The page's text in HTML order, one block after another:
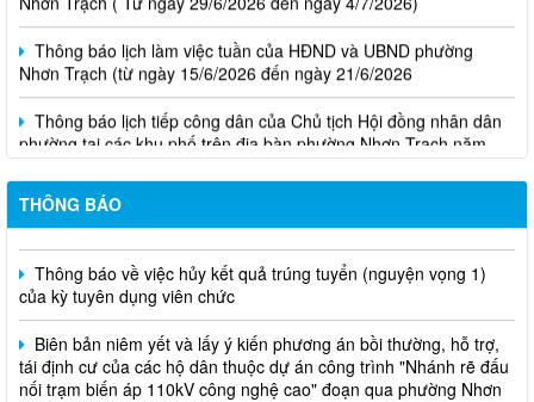
Thông báo lịch làm việc tuần của HĐND và UBND phường
Nhơn Trạch (từ ngày 15/6/2026 đến ngày 21/6/2026
Thông báo lịch tiếp công dân của Chủ tịch Hội đồng nhân dân
phường tại các khu phố trên địa bàn phường Nhơn Trạch năm
2026
THÔNG BÁO
Niêm yết phương án bồi thường, hỗ trợ, tái định cư
Thông báo về việc hủy kết quả trúng tuyển (nguyện vọng 1)
của kỳ tuyên dụng viên chức
Biên bản niêm yết và lấy ý kiến phương án bồi thường, hỗ trợ,
tái định cư của các hộ dân thuộc dự án công trình "Nhánh rẽ đấu
nối trạm biến áp 110kV công nghệ cao" đoạn qua phường Nhơn
Trạch, thành phố Đồng Nai